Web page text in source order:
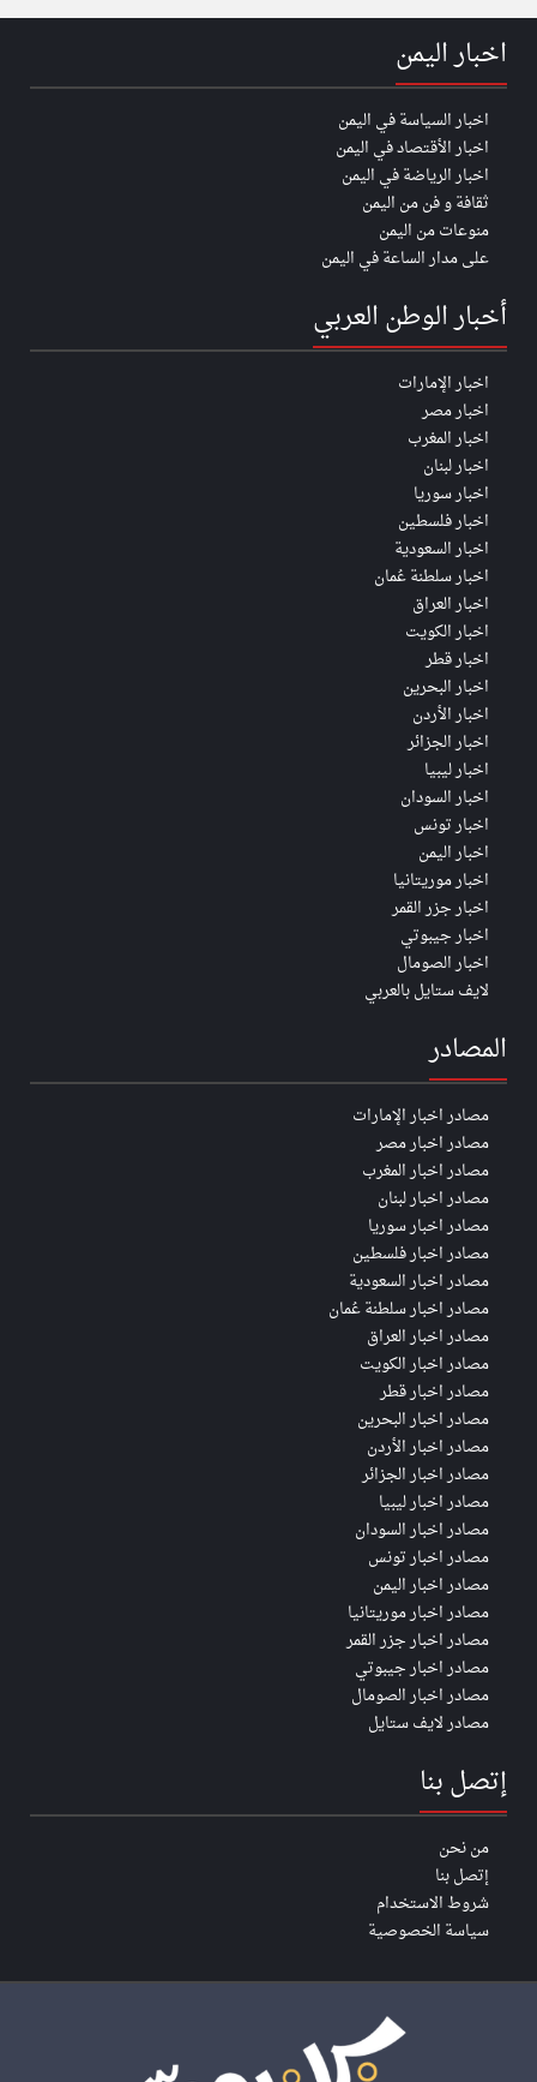
اخبار اليمن
اخبار السياسة في اليمن
اخبار الأقتصاد في اليمن
اخبار الرياضة في اليمن
ثقافة و فن من اليمن
منوعات من اليمن
على مدار الساعة في اليمن
أخبار الوطن العربي
اخبار الإمارات
اخبار مصر
اخبار المغرب
اخبار لبنان
اخبار سوريا
اخبار فلسطين
اخبار السعودية
اخبار سلطنة عُمان
اخبار العراق
اخبار الكويت
اخبار قطر
اخبار البحرين
اخبار الأردن
اخبار الجزائر
اخبار ليبيا
اخبار السودان
اخبار تونس
اخبار اليمن
اخبار موريتانيا
اخبار جزر القمر
اخبار جيبوتي
اخبار الصومال
لايف ستايل بالعربي
المصادر
مصادر اخبار الإمارات
مصادر اخبار مصر
مصادر اخبار المغرب
مصادر اخبار لبنان
مصادر اخبار سوريا
مصادر اخبار فلسطين
مصادر اخبار السعودية
مصادر اخبار سلطنة عُمان
مصادر اخبار العراق
مصادر اخبار الكويت
مصادر اخبار قطر
مصادر اخبار البحرين
مصادر اخبار الأردن
مصادر اخبار الجزائر
مصادر اخبار ليبيا
مصادر اخبار السودان
مصادر اخبار تونس
مصادر اخبار اليمن
مصادر اخبار موريتانيا
مصادر اخبار جزر القمر
مصادر اخبار جيبوتي
مصادر اخبار الصومال
مصادر لايف ستايل
إتصل بنا
من نحن
إتصل بنا
شروط الاستخدام
سياسة الخصوصية